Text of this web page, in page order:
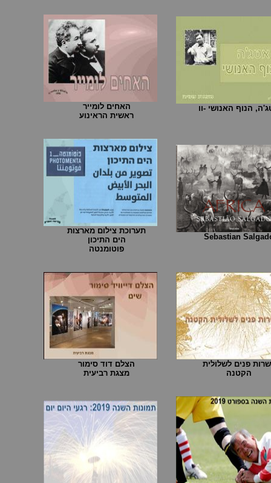
האחים לומייר
ראשית הראינוע
הנוף האנושי -וו
תערוכת צילום מארצות
הים התיכון
פוטומנטה
Sebastian
הצלם דוד סימור
מצגת רביעית
פנים לשלולית
הקטנה